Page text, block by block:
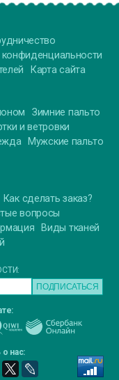
конфиденциальности
Карта сайта
Зимние пальто
и ветровки
Мужские пальто
Как сделать заказ?
вопросы
Виды тканей
о нас: